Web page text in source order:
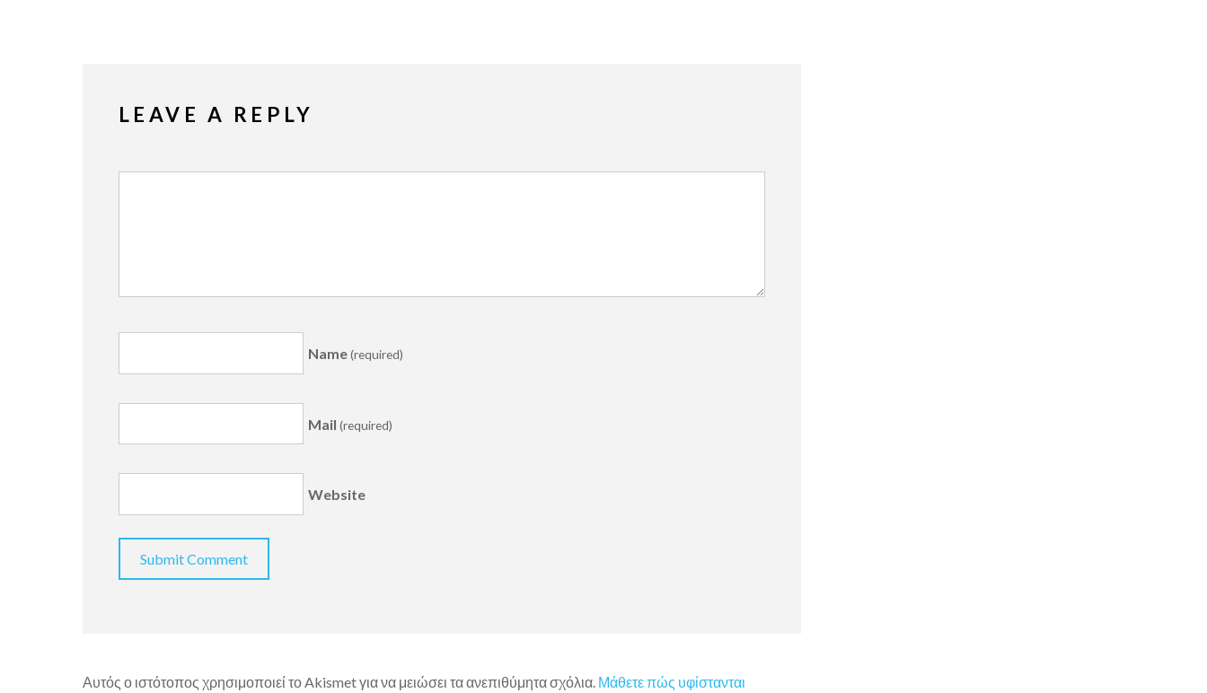
LEAVE A REPLY
Name(required)
Mail(required)
Website
Αυτός ο ιστότοπος χρησιμοποιεί το Akismet για να μειώσει τα ανεπιθύμητα σχόλια. Μάθετε πώς υφίστανται